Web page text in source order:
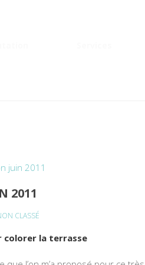
2011
CLASSÉ
colorer la terrasse